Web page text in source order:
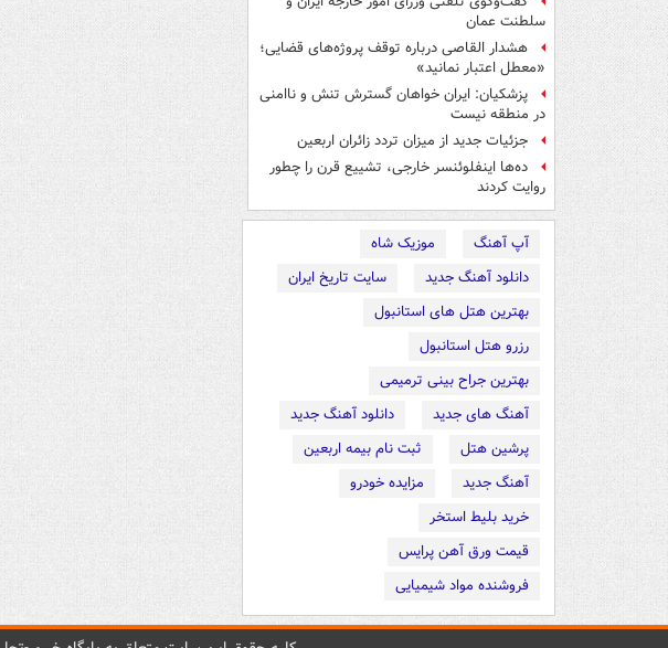
سلطنت عمان
هشدار القاصی درباره توقف پروژه‌های قضایی؛
«معطل اعتبار نمانید»
پزشکیان: ایران خواهان گسترش تنش و ناامنی
در منطقه نیست
جزئیات جدید از میزان تردد زائران اربعین
ده‌ها اینفلوئنسر خارجی، تشییع قرن را چطور
روایت کردند
آپ آهنگ
موزیک شاه
دانلود آهنگ جدید
سایت تاریخ ایران
بهترین هتل های استانبول
رزرو هتل استانبول
بهترین جراح بینی ترمیمی
آهنگ های جدید
دانلود آهنگ جدید
پرشین هتل
ثبت نام بیمه اربعین
آهنگ جدید
مزایده خودرو
خرید بلیط استخر
قیمت ورق آهن پرایس
فروشنده مواد شیمیایی